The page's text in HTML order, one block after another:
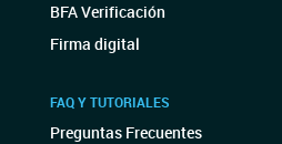
BFA Verificación
Firma digital
FAQ Y TUTORIALES
Preguntas Frecuentes